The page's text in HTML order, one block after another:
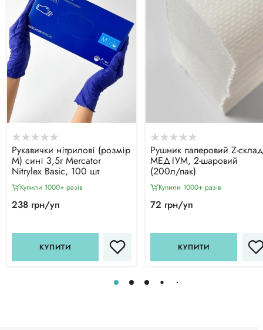
Рукавички нітрилові (розмір
М) сині 3,5г Mercator
Nitrylex Basic, 100 шт
Купили 1000+ разiв
238 грн/уп
КУПИТИ
Рушник паперовий Z-склад
МЕДІУМ, 2-шаровий
(200л/пак)
Купили 1000+ разiв
72 грн/уп
КУПИТИ